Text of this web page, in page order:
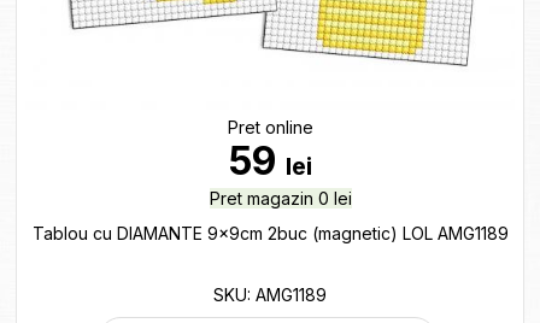
Pret online
59 lei
Pret magazin 0 lei
Tablou cu DIAMANTE 9x9cm 2buc (magnetic) LOL AMG1189
SKU: AMG1189